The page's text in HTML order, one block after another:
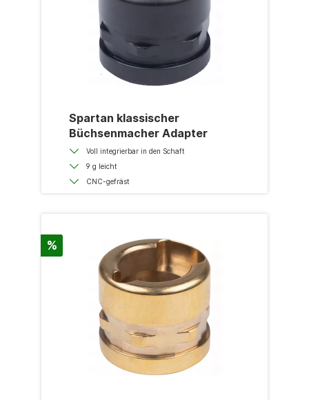
Spartan klassischer
Büchsenmacher Adapter
Voll integrierbar in den Schaft
9 g leicht
CNC-gefräst
%